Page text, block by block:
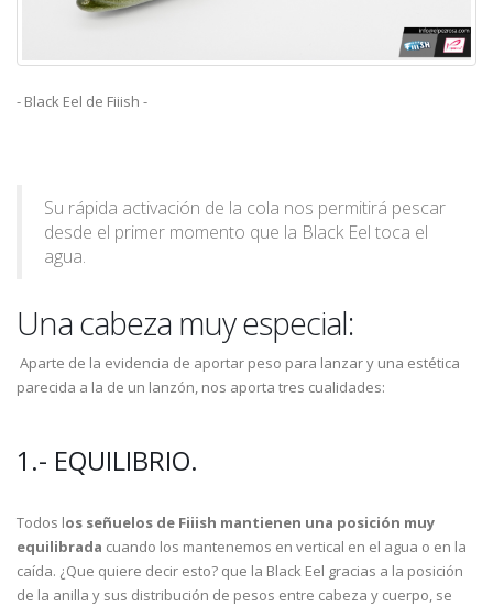
- Black Eel de Fiiish -
Su rápida activación de la cola nos permitirá pescar
desde el primer momento que la Black Eel toca el
agua.
Una cabeza muy especial:
Aparte de la evidencia de aportar peso para lanzar y una estética
parecida a la de un lanzón, nos aporta tres cualidades:
1.- EQUILIBRIO.
Todos los señuelos de Fiiish mantienen una posición muy
equilibrada cuando los mantenemos en vertical en el agua o en la
caída. ¿Que quiere decir esto? que la Black Eel gracias a la posición
de la anilla y sus distribución de pesos entre cabeza y cuerpo, se